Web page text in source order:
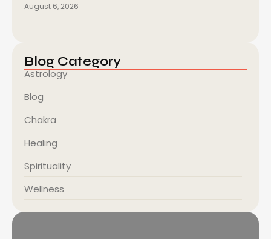
August 6, 2026
Blog Category
Astrology
Blog
Chakra
Healing
Spirituality
Wellness